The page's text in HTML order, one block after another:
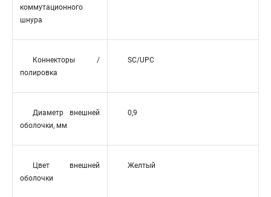
коммутационного
шнура
Коннекторы /
полировка
SC/UPC
Диаметр внешней
оболочки, мм
0,9
Цвет внешней
оболочки
Желтый